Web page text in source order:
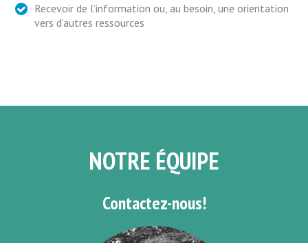
Recevoir de l’information ou, au besoin, une orientation
vers d’autres ressources
NOTRE ÉQUIPE
Contactez-nous!